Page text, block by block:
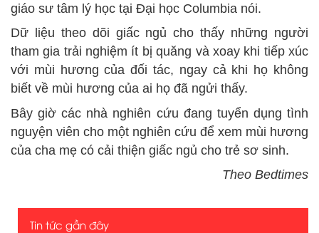
giáo sư tâm lý học tại Đại học Columbia nói.
Dữ liệu theo dõi giấc ngủ cho thấy những người
tham gia trải nghiệm ít bị quăng và xoay khi tiếp xúc
với mùi hương của đối tác, ngay cả khi họ không
biết về mùi hương của ai họ đã ngửi thấy.
Bây giờ các nhà nghiên cứu đang tuyển dụng tình
nguyện viên cho một nghiên cứu để xem mùi hương
của cha mẹ có cải thiện giấc ngủ cho trẻ sơ sinh.
Theo Bedtimes
Tin tức gần đây